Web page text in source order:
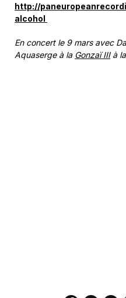
http://
alcohol
En concert le 9 mars avec
Aquaserge à la Gonzaï IIIà